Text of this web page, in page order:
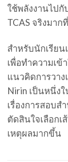
ใช้พลังงานไปกั
TCAS จริงมาก
สำหรับนักเรีย
เพื่อทำความเข้
แนวคิดการวาง
Nirin เป็นหนึ่ง
เรื่องการสอบส
ตัดสินใจเลือกเ
เหตุผลมากขึ้น